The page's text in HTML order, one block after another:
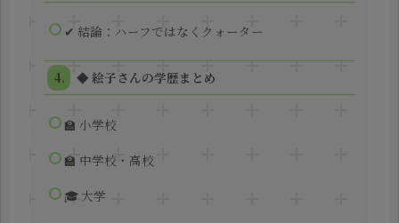
✔ 結論：ハーフではなくクォーター
◆ 絵子さんの学歴まとめ
🏫 小学校
🏫 中学校・高校
🎓 大学